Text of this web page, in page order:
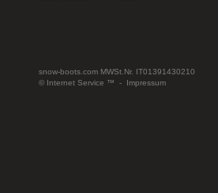
snow-boots.com MWSt.Nr. IT01391430210
© Internet Service ™ - Impressum